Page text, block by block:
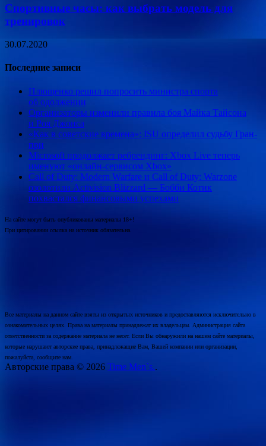
Спортивные часы: как выбрать модель для
тренировок
30.07.2020
Последние записи
Плющенко решил попросить министра спорта
об одолжении
Организаторы изменили правила боя Майка Тайсона
и Роя Джонса
«Как в советские времена»: ISU определил судьбу Гран-
при
Microsoft продолжает ребрендинг: Xbox Live теперь
именуют «онлайн-сервисом Xbox»
Call of Duty: Modern Warfare и Call of Duty: Warzone
озолотили Activision Blizzard — Бобби Котик
похвастался финансовыми успехами
На сайте могут быть опубликованы материалы 18+!
При цитировании ссылка на источник обязательна.
Все материалы на данном сайте взяты из открытых источников и предоставляются исключительно в
ознакомительных целях. Права на материалы принадлежат их владельцам. Администрация сайта
ответственности за содержание материала не несет. Если Вы обнаружили на нашем сайте материалы,
которые нарушают авторские права, принадлежащие Вам, Вашей компании или организации,
пожалуйста, сообщите нам.
Авторские права © 2026 Time Men`s..